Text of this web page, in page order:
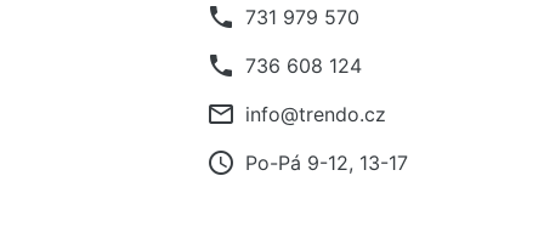
phone 731 979 570
phone 736 608 124
mail_outline info@trendo.cz
access_time Po-Pá 9-12, 13-17